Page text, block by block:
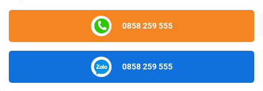
0858 259 555
0858 259 555